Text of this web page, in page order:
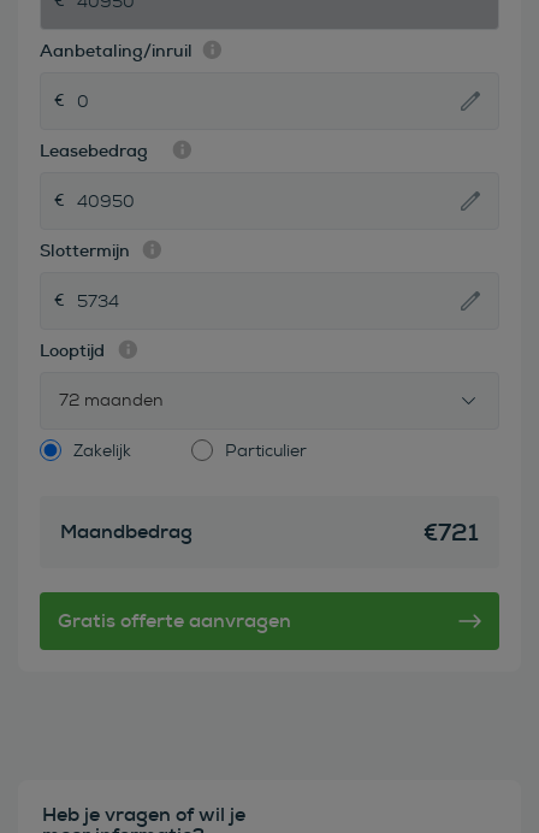
Aanbetaling/inruil
Leasebedrag
Slottermijn
Looptijd
72 maanden
Zakelijk Particulier
Maandbedrag €721
Heb je vragen of wil je